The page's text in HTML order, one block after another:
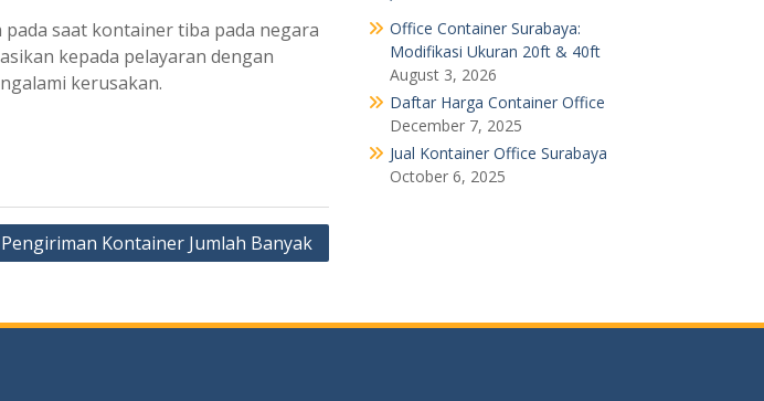
saat kontainer tiba pada negara
kepada pelayaran dengan
kerusakan.
Pengiriman Kontainer Jumlah Banyak
Office Container Surabaya:
Modifikasi Ukuran 20ft & 40ft
August 3, 2026
Daftar Harga Container Office
December 7, 2025
Jual Kontainer Office Surabaya
October 6, 2025